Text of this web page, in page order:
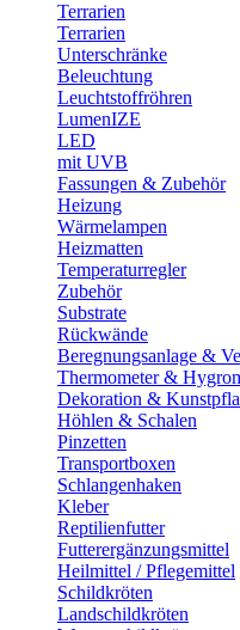
Terrarien
Terrarien
Unterschränke
Beleuchtung
Leuchtstoffröhren
LumenIZE
LED
mit UVB
Fassungen & Zubehör
Heizung
Wärmelampen
Heizmatten
Temperaturregler
Zubehör
Substrate
Rückwände
Beregnungsanlage &
Thermometer &
Dekoration &
Höhlen & Schalen
Pinzetten
Transportboxen
Schlangenhaken
Kleber
Reptilienfutter
Futterergänzungsmittel
Heilmittel / Pflegemittel
Schildkröten
Landschildkröten